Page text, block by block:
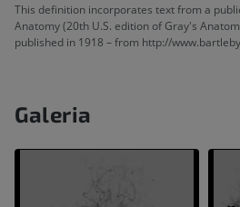
This definition incorporates text from a
Anatomy (20th U.S. edition of Gray's
published in 1918 – from http://
Galeria